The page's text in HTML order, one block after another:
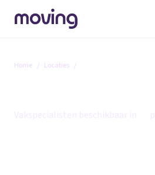
Home / Locaties /